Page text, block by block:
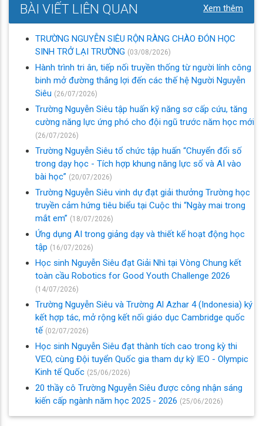
BÀI VIẾT LIÊN QUAN Xem thêm
TRƯỜNG NGUYỄN SIÊU RỘN RÀNG CHÀO ĐÓN HỌC
SINH TRỞ LẠI TRƯỜNG (03/08/2026)
Hành trình tri ân, tiếp nối truyền thống từ người lính công
binh mở đường thắng lợi đến các thế hệ Người Nguyễn
Siêu (26/07/2026)
Trường Nguyễn Siêu tập huấn kỹ năng sơ cấp cứu, tăng
cường năng lực ứng phó cho đội ngũ trước năm học mới
(26/07/2026)
Trường Nguyễn Siêu tổ chức tập huấn “Chuyển đổi số
trong dạy học - Tích hợp khung năng lực số và AI vào
bài học” (20/07/2026)
Trường Nguyễn Siêu vinh dự đạt giải thưởng Trường học
truyền cảm hứng tiêu biểu tại Cuộc thi “Ngày mai trong
mắt em” (18/07/2026)
Ứng dụng AI trong giảng dạy và thiết kế hoạt động học
tập (16/07/2026)
Học sinh Nguyễn Siêu đạt Giải Nhì tại Vòng Chung kết
toàn cầu Robotics for Good Youth Challenge 2026
(14/07/2026)
Trường Nguyễn Siêu và Trường Al Azhar 4 (Indonesia) ký
kết hợp tác, mở rộng kết nối giáo dục Cambridge quốc
tế (02/07/2026)
Học sinh Nguyễn Siêu đạt thành tích cao trong kỳ thi
VEO, cùng Đội tuyển Quốc gia tham dự kỳ IEO - Olympic
Kinh tế Quốc (25/06/2026)
20 thầy cô Trường Nguyễn Siêu được công nhận sáng
kiến cấp ngành năm học 2025 - 2026 (25/06/2026)